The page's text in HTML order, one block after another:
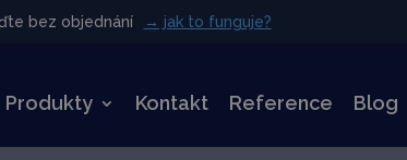
Produkty Kontakt Reference
Blog
bez objednání → jak to funguje?
bez objednání → jak to funguje?